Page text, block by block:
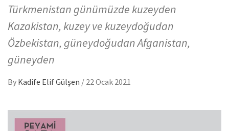
Türkmenistan günümüzde kuzeyden
Kazakistan, kuzey ve kuzeydoğudan
Özbekistan, güneydoğudan Afganistan,
güneyden
By Kadife Elif Gülşen / 22 Ocak 2021